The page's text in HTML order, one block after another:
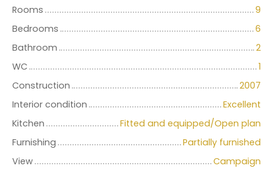
Rooms
9
Bedrooms
6
Bathroom
2
WC
1
Construction
2007
Interior condition
Excellent
Kitchen
Fitted and equipped/Open plan
Furnishing
Partially furnished
View
Campaign